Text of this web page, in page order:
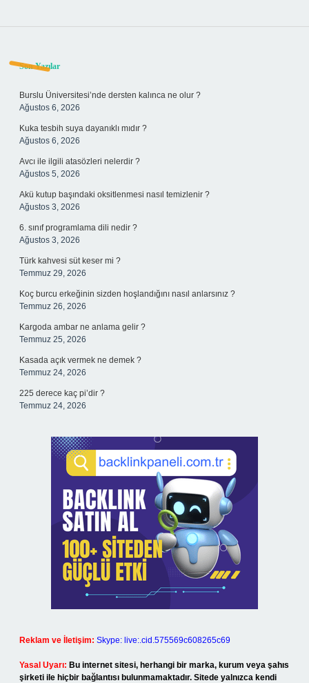
Sidebar
Son Yazılar
Burslu Üniversitesi’nde dersten kalınca ne olur ?
Ağustos 6, 2026
Kuka tesbih suya dayanıklı mıdır ?
Ağustos 6, 2026
Avcı ile ilgili atasözleri nelerdir ?
Ağustos 5, 2026
Akü kutup başındaki oksitlenmesi nasıl temizlenir ?
Ağustos 3, 2026
6. sınıf programlama dili nedir ?
Ağustos 3, 2026
Türk kahvesi süt keser mi ?
Temmuz 29, 2026
Koç burcu erkeğinin sizden hoşlandığını nasıl anlarsınız ?
Temmuz 26, 2026
Kargoda ambar ne anlama gelir ?
Temmuz 25, 2026
Kasada açık vermek ne demek ?
Temmuz 24, 2026
225 derece kaç pi’dir ?
Temmuz 24, 2026
Reklam ve İletişim: Skype: live:.cid.575569c608265c69
Yasal Uyarı: Bu internet sitesi, herhangi bir marka, kurum veya şahıs
şirketi ile hiçbir bağlantısı bulunmamaktadır. Sitede yalnızca kendi